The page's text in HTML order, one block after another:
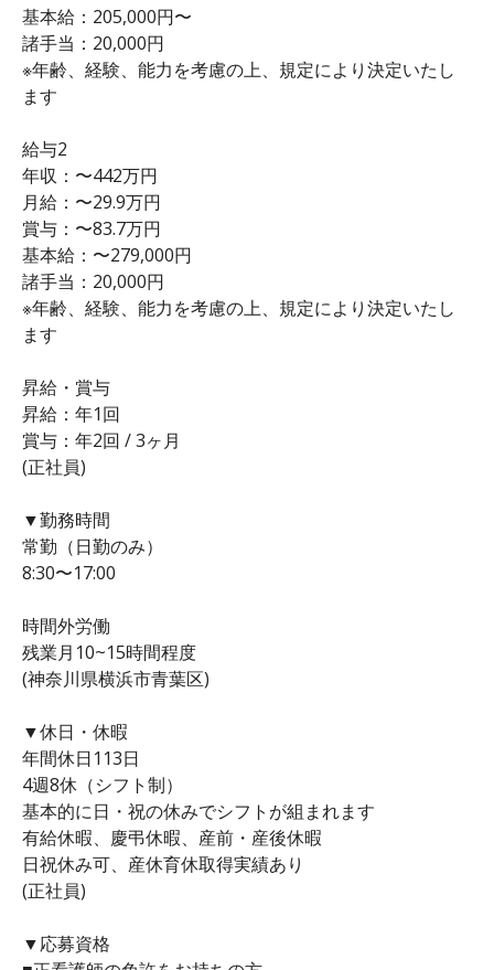
基本給：205,000円〜
諸手当：20,000円
※年齢、経験、能力を考慮の上、規定により決定いたし
ます
給与2
年収：〜442万円
月給：〜29.9万円
賞与：〜83.7万円
基本給：〜279,000円
諸手当：20,000円
※年齢、経験、能力を考慮の上、規定により決定いたし
ます
昇給・賞与
昇給：年1回
賞与：年2回 / 3ヶ月
(正社員)
▼勤務時間
常勤（日勤のみ）
8:30〜17:00
時間外労働
残業月10~15時間程度
(神奈川県横浜市青葉区)
▼休日・休暇
年間休日113日
4週8休（シフト制）
基本的に日・祝の休みでシフトが組まれます
有給休暇、慶弔休暇、産前・産後休暇
日祝休み可、産休育休取得実績あり
(正社員)
▼応募資格